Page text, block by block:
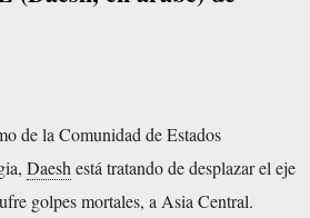
de la Comunidad de Estados
Daeshestá tratando de desplazar el eje
golpes mortales, a Asia Central.